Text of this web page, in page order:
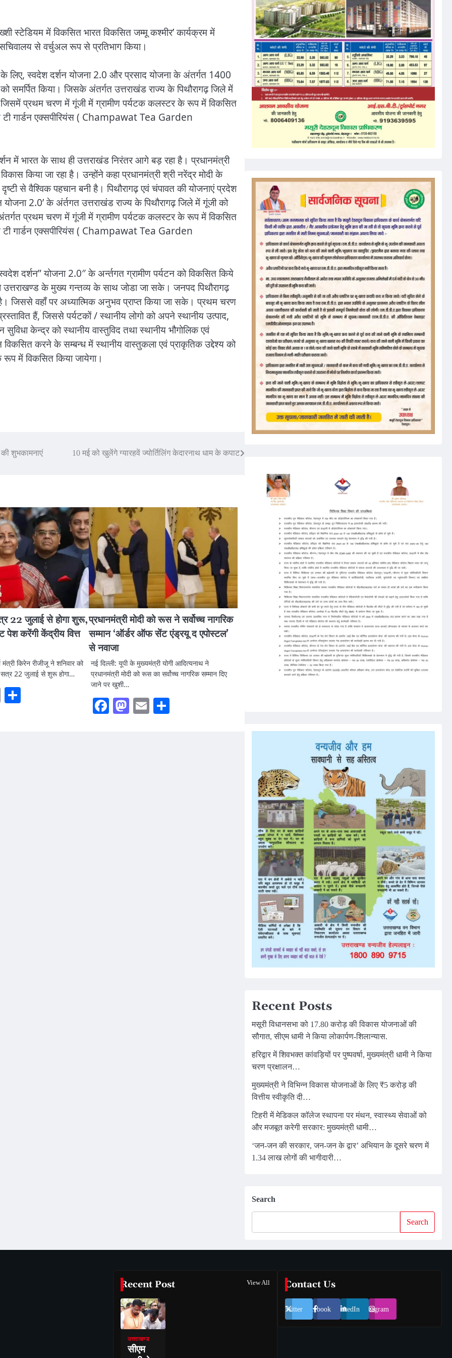
स्टेडियम में विकसित भारत विकसित जम्मू कश्मीर’ कार्यक्रम में
से वर्चुअल रूप से प्रतिभाग किया।
के लिए, स्वदेश दर्शन योजना 2.0 और प्रसाद योजना के अंतर्गत 1400
समर्पित किया। जिसके अंतर्गत उत्तराखंड राज्य के पिथौरागढ़ जिले में
जिसमें प्रथम चरण में गूंजी में ग्रामीण पर्यटक कलस्टर के रूप में विकसित
टी गार्डन एक्सपीरियंस ( Champawat Tea Garden
में भारत के साथ ही उत्तराखंड निरंतर आगे बड़ रहा है। प्रधानमंत्री
किया जा रहा है। उन्होंने कहा प्रधानमंत्री श्री नरेंद्र मोदी के
से वैश्विक पहचान बनी है। पिथौरागढ़ एवं चंपावत की योजनाएं प्रदेश
2.0’ के अंर्तगत उत्तराखंड राज्य के पिथौरागढ़ जिले में गूंजी को
प्रथम चरण में गूंजी में ग्रामीण पर्यटक कलस्टर के रूप में विकसित
टी गार्डन एक्सपीरियंस ( Champawat Tea Garden
दर्शन” योजना 2.0″ के अर्न्तगत ग्रामीण पर्यटन को विकसित किये
उत्तराखण्ड के मुख्य गन्तव्य के साथ जोडा जा सके। जनपद पिथौरागढ़
जिससे वहाँ पर अध्यात्मिक अनुभव प्राप्त किया जा सके। प्रथम चरण
हैं, जिससे पर्यटकों / स्थानीय लोगो को अपने स्थानीय उत्पाद,
केन्द्र को स्थानीय वास्तुविद तथा स्थानीय भौगोलिक एवं
करने के सम्बन्ध में स्थानीय वास्तुकला एवं प्राकृतिक उद्देश्य को
में विकसित किया जायेगा।
की शुभकामनाएं 10 मई को खुलेंगे ग्यारहवें ज्योर्तिलिंग केदारनाथ धाम के कपाट
22 जुलाई से होगा शुरू,
करेंगी केंद्रीय वित्त
किरेन रीजीजू ने शनिवार को
22 जुलाई से शुरू होगा…
Email
प्रधानमंत्री मोदी को रूस ने सर्वोच्च नागरिक
सम्मान ‘ऑर्डर ऑफ सेंट एंड्रयू द एपोस्टल’
से नवाजा
नई दिल्ली: यूपी के मुख्यमंत्री योगी आदित्यनाथ ने
प्रधानमंत्री मोदी को रूस का सर्वोच्च नागरिक सम्मान दिए
जाने पर खुशी…
Facebook
Mastodon
Email
Recent Posts
मसूरी विधानसभा को 17.80 करोड़ की विकास योजनाओं की
सौगात, सीएम धामी ने किया लोकार्पण-शिलान्यास.
हरिद्वार में शिवभक्त कांवड़ियों पर पुष्पवर्षा, मुख्यमंत्री धामी ने किया
चरण प्रक्षालन…
मुख्यमंत्री ने विभिन्न विकास योजनाओं के लिए ₹5 करोड़ की
वित्तीय स्वीकृति दी…
टिहरी में मेडिकल कॉलेज स्थापना पर मंथन, स्वास्थ्य सेवाओं को
और मजबूत करेगी सरकार: मुख्यमंत्री धामी…
‘जन-जन की सरकार, जन-जन के द्वार’ अभियान के दूसरे चरण में
1.34 लाख लोगों की भागीदारी…
Search
Search
Recent Post View All
उत्तराखण्ड
सीएम
Contact Us
Twitter Facebook LinkedIn Instagram